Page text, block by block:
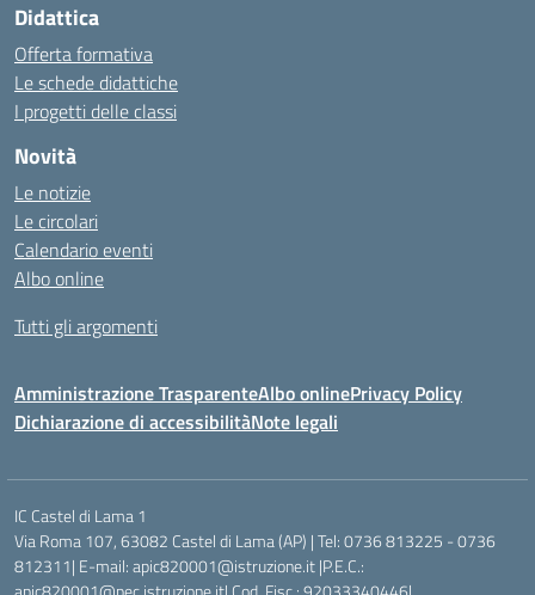
Didattica
Offerta formativa
Le schede didattiche
I progetti delle classi
Novità
Le notizie
Le circolari
Calendario eventi
Albo online
Tutti gli argomenti
Amministrazione TrasparenteAlbo onlinePrivacy Policy
Dichiarazione di accessibilitàNote legali
IC Castel di Lama 1
Via Roma 107, 63082 Castel di Lama (AP) | Tel: 0736 813225 - 0736
812311| E-mail: apic820001@istruzione.it |P.E.C.: